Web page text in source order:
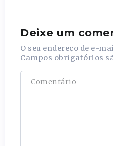
Deixe um
O seu endereço de e-
Campos obrigatórios